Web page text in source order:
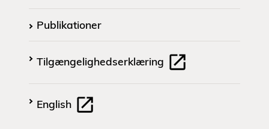
Publikationer
Tilgængelighedserklæring
English